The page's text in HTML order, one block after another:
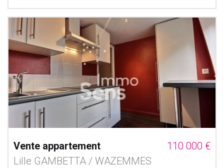
Vente appartement
110 000 €
Lille GAMBETTA / WAZEMMES